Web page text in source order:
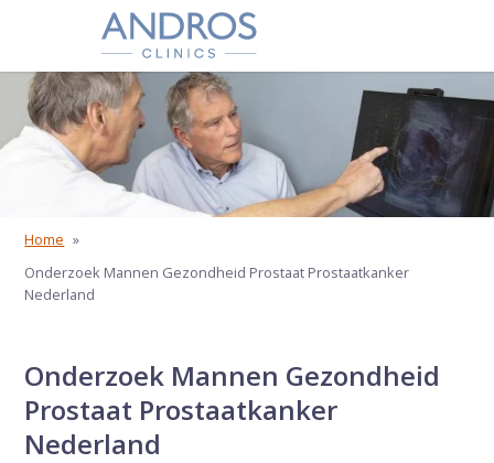
Navigatie overslaan
Home »
Onderzoek Mannen Gezondheid Prostaat Prostaatkanker
Nederland
Onderzoek Mannen Gezondheid
Prostaat Prostaatkanker
Nederland